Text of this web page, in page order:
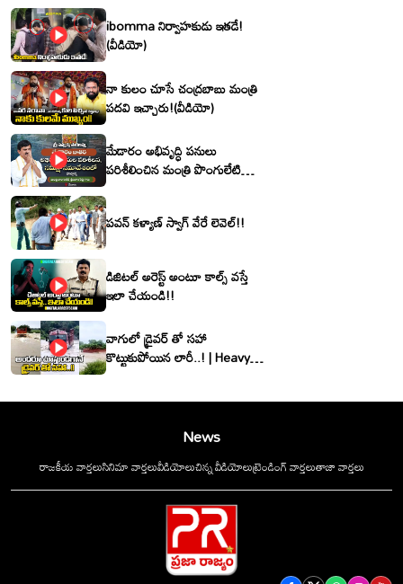
ibomma నిర్వాహకుడు ఇతడే!
(వీడియో)
నా కులం చూసే చంద్రబాబు మంత్రి
పదవి ఇచ్చారు!(వీడియో)
మేడారం అభివృద్ధి పనులు
పరిశీలించిన మంత్రి పొంగులేటి
పవన్ కళ్యాణ్ స్వాగ్ వేరే లెవెల్!!
డిజిటల్ అరెస్ట్ అంటూ కాల్స్ వస్తే
ఇలా చేయండి!!
వాగులో డ్రైవర్ తో సహా
కొట్టుకుపోయిన లారీ..! | Heavy
News
రాజకీయ వార్తలుసినిమా వార్తలువీడియోలుచిన్న వీడియోలుట్రెండింగ్ వార్తలుతాజా వార్తలు